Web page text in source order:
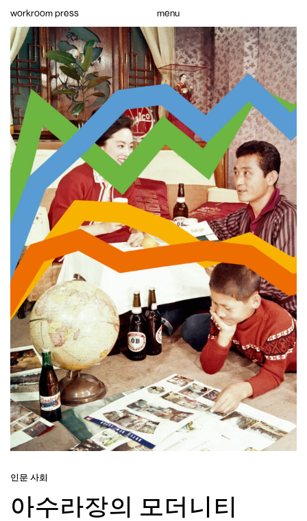
content
workroom press menu
인문 사회
아수라장의 모더니티